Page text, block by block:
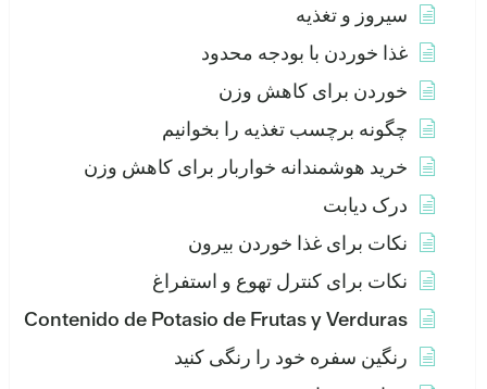
سیروز و تغذیه
غذا خوردن با بودجه محدود
خوردن برای کاهش وزن
چگونه برچسب تغذیه را بخوانیم
خرید هوشمندانه خواربار برای کاهش وزن
درک دیابت
نکات برای غذا خوردن بیرون
نکات برای کنترل تهوع و استفراغ
Contenido de Potasio de Frutas y Verduras
رنگین سفره خود را رنگی کنید